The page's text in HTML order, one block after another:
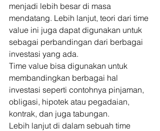
menjadi lebih besar di masa
mendatang. Lebih lanjut, teori dari time
value ini juga dapat digunakan untuk
sebagai perbandingan dari berbagai
investasi yang ada.
Time value bisa digunakan untuk
membandingkan berbagai hal
investasi seperti contohnya pinjaman,
obligasi, hipotek atau pegadaian,
kontrak, dan juga tabungan.
Lebih lanjut di dalam sebuah time